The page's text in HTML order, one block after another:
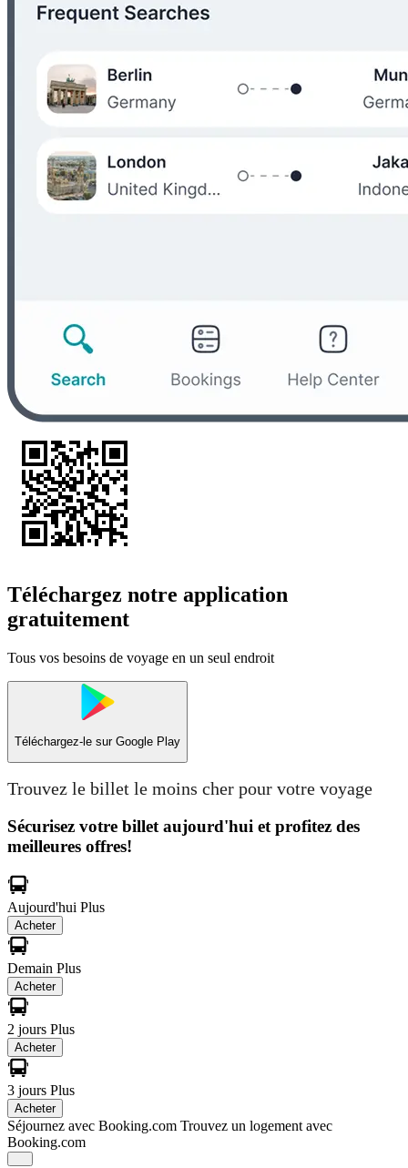
Téléchargez notre application
gratuitement
Tous vos besoins de voyage en un seul endroit
Téléchargez-le sur Google Play
Trouvez le billet le moins cher pour votre voyage
Sécurisez votre billet aujourd'hui et profitez des
meilleures offres!
Aujourd'hui Plus
Acheter
Demain Plus
Acheter
2 jours Plus
Acheter
3 jours Plus
Acheter
Séjournez avec Booking.com Trouvez un logement avec
Booking.com